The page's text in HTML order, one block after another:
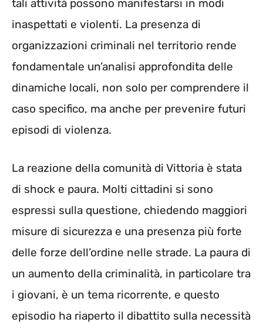
tali attività possono manifestarsi in modi
inaspettati e violenti. La presenza di
organizzazioni criminali nel territorio rende
fondamentale un’analisi approfondita delle
dinamiche locali, non solo per comprendere il
caso specifico, ma anche per prevenire futuri
episodi di violenza.
La reazione della comunità di Vittoria è stata
di shock e paura. Molti cittadini si sono
espressi sulla questione, chiedendo maggiori
misure di sicurezza e una presenza più forte
delle forze dell’ordine nelle strade. La paura di
un aumento della criminalità, in particolare tra
i giovani, è un tema ricorrente, e questo
episodio ha riaperto il dibattito sulla necessità